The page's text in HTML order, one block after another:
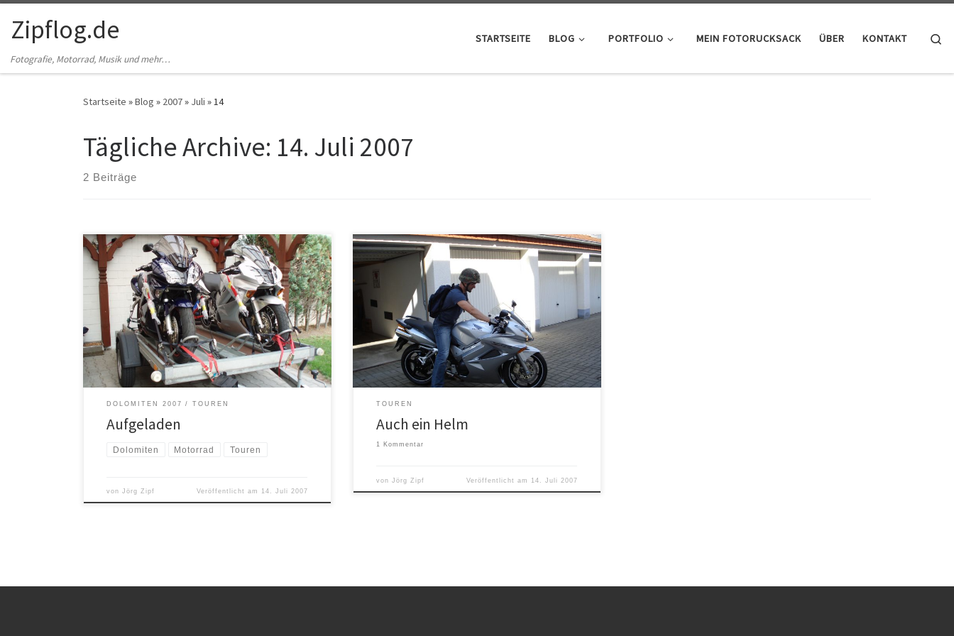
Zum Inhalt springen
Zipflog.de
Fotografie, Motorrad, Musik und mehr…
STARTSEITE BLOG PORTFOLIO MEIN FOTORUCKSACK ÜBER KONTAKT
Startseite »Blog » 2007» Juli »14
Tägliche Archive: 14. Juli 2007
2 Beiträge
So, so langsam kommt Tourfeeling auf. Wir haben
gerade die Motorräder auf den Hänger gespannt. (Ich
möchte wissen, wer es gleich wieder so warm haben
wollte.) Jetzt sind unsere beiden Schönen schon mal
gut verstaut. Damit wir nicht in den dicken Stau rund
um Würzburg kommen, wollen wir um fünf […]
DOLOMITEN 2007 TOUREN
Aufgeladen
Dolomiten Motorrad Touren
vonJörg Zipf Veröffentlicht am 14. Juli 2007
Die Tourvorbereitungen sind im vollen Gange.
Christoph war sich nicht ganz sicher, ob sein Helm noch
die aktuelle ECE 22 Norm einhält. In Italien ist die
Polizei im Moment sehr dahinter her, dass diese Norm
eingehalten wird. Wenn der Helm nicht dieser Norm
entspricht, dann wird das Motorrad für min. […]
TOUREN
Auch ein Helm
1 Kommentar
vonJörg Zipf Veröffentlicht am 14. Juli 2007